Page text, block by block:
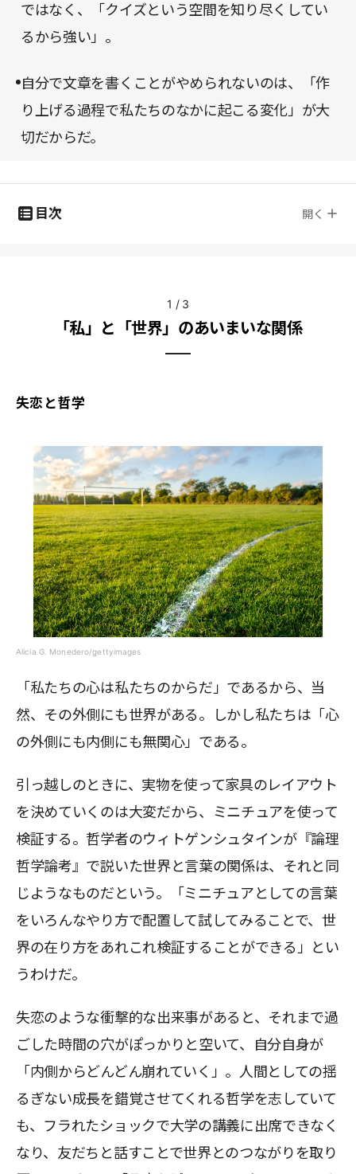
ではなく、「クイズという空間を知り尽くしてい
るから強い」。
自分で文章を書くことがやめられないのは、「作
り上げる過程で私たちのなかに起こる変化」が大
切だからだ。
目次 開く
1 / 3
「私」と「世界」のあいまいな関係
失恋と哲学
Alicia G. Monedero/gettyimages
「私たちの心は私たちのからだ」であるから、当
然、その外側にも世界がある。しかし私たちは「心
の外側にも内側にも無関心」である。
引っ越しのときに、実物を使って家具のレイアウト
を決めていくのは大変だから、ミニチュアを使って
検証する。哲学者のウィトゲンシュタインが『論理
哲学論考』で説いた世界と言葉の関係は、それと同
じようなものだという。「ミニチュアとしての言葉
をいろんなやり方で配置して試してみることで、世
界の在り方をあれこれ検証することができる」とい
うわけだ。
失恋のような衝撃的な出来事があると、それまで過
ごした時間の穴がぽっかりと空いて、自分自身が
「内側からどんどん崩れていく」。人間としての揺
るぎない成長を錯覚させてくれる哲学を志していて
も、フラれたショックで大学の講義に出席できなく
なり、友だちと話すことで世界とのつながりを取り